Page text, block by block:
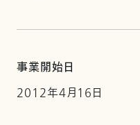
事業開始日
2012年4月16日